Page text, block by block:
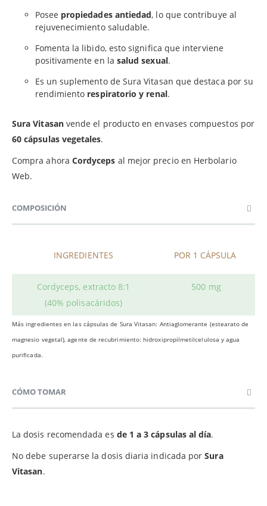
Posee propiedades antiedad, lo que contribuye al
rejuvenecimiento saludable.
Fomenta la libido, esto significa que interviene
positivamente en la salud sexual.
Es un suplemento de Sura Vitasan que destaca por su
rendimiento respiratorio y renal.
Sura Vitasanvende el producto en envases compuestos por
60 cápsulas vegetales.
Compra ahora Cordyceps al mejor precio en Herbolario
Web.
COMPOSICIÓN
INGREDIENTES POR 1 CÁPSULA
Cordyceps, extracto 8:1
(40% polisacáridos)
500 mg
Más ingredientes en las cápsulas de Sura Vitasan: Antiaglomerante (estearato de
magnesio vegetal), agente de recubrimiento: hidroxipropilmetilcelulosa y agua
purificada.
CÓMO TOMAR
La dosis recomendada es de 1 a 3 cápsulas al día.
No debe superarse la dosis diaria indicada porSura
Vitasan.